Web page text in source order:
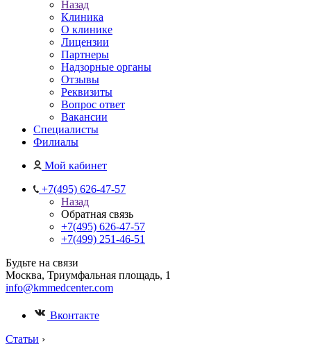
Назад
Клиника
О клинике
Лицензии
Партнеры
Надзорные органы
Отзывы
Реквизиты
Вопрос ответ
Вакансии
Специалисты
Филиалы
Мой кабинет
+7(495) 626-47-57
Назад
Обратная связь
+7(495) 626-47-57
+7(499) 251-46-51
Будьте на связи
Москва, Триумфальная площадь, 1
info@kmmedcenter.com
Вконтакте
Статьи ›